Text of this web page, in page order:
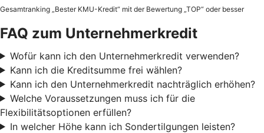
Gesamtranking „Bester KMU-Kredit“ mit der Bewertung „TOP“ oder besser
FAQ zum Unternehmerkredit
Wofür kann ich den Unternehmerkredit verwenden?
Kann ich die Kreditsumme frei wählen?
Kann ich den Unternehmerkredit nachträglich erhöhen?
Welche Voraussetzungen muss ich für die
Flexibilitätsoptionen erfüllen?
In welcher Höhe kann ich Sondertilgungen leisten?